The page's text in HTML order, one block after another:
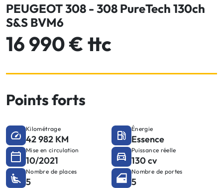
PEUGEOT 308 - 308 PureTech 130ch
S&S BVM6
16 990 € ttc
Points forts
Kilométrage
42 982 KM
Énergie
Essence
Mise en circulation
10/2021
Puissance réelle
130 cv
Nombre de places
5
Nombre de portes
5